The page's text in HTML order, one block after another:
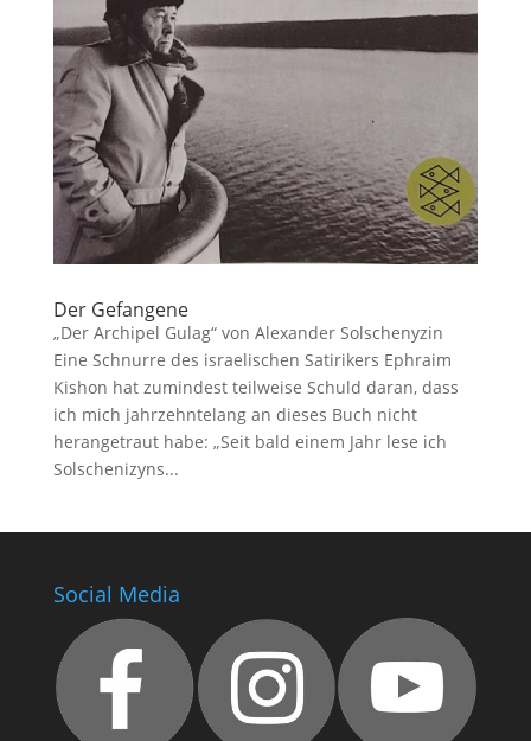
Der Gefangene
„Der Archipel Gulag“ von Alexander Solschenyzin
Eine Schnurre des israelischen Satirikers Ephraim
Kishon hat zumindest teilweise Schuld daran, dass
ich mich jahrzehntelang an dieses Buch nicht
herangetraut habe: „Seit bald einem Jahr lese ich
Solschenizyns...
Social Media